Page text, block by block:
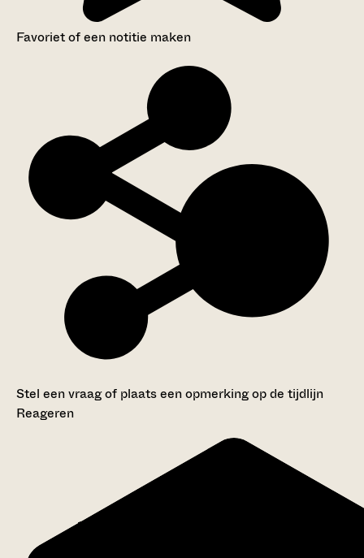
Favoriet of een notitie maken
Stel een vraag of plaats een opmerking op de tijdlijn
Reageren